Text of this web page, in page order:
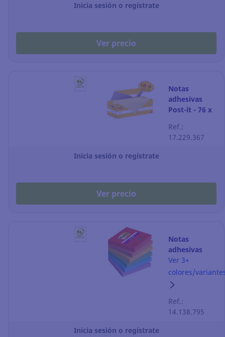
Inicia sesión o regístrate
Ver precio
Notas
adhesivas
Post-it - 76 x
amarillo
canario - 24
Ref.:
17.229.367
Inicia sesión o regístrate
Ver precio
Notas
adhesivas
Post-it Super
Sticky - 76 x
76 mm - color
playful - 6
blocks
Ver 3+
colores/
Ref.:
14.138.795
Inicia sesión o regístrate